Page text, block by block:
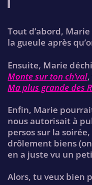
Tout d’abord,
la gueule après
Ensuite, Marie
Monte sur ton ch’val
Ma plus grande des
Enfin, Marie
nous autorisait à
persos sur la
drôlement biens
en a juste vu un
Alors, tu veux bien